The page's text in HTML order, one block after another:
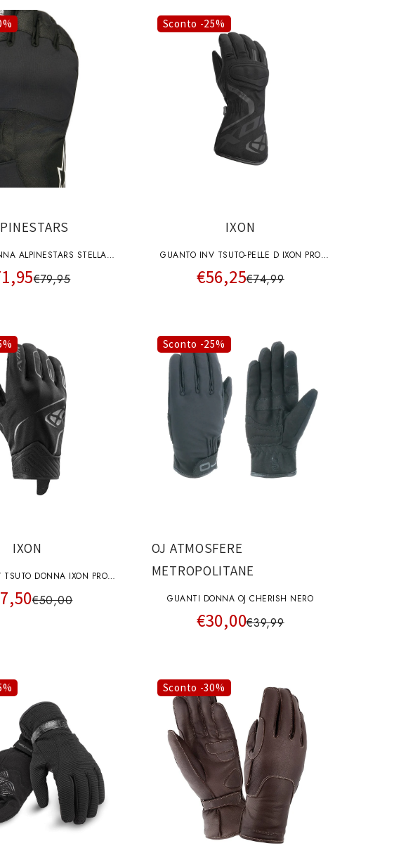
g
ALPINESTARS STELLA
WT-1 DS INS€79,95
Sconto -25%
IXON
GUANTO INV TSUTO-PELLE D IXON PRO
SCOUT LADY NERO
€56,25€74,99
IXON
DONNA IXON PRO
NERO
€50,00
Sconto -25%
OJ ATMOSFERE
METROPOLITANE
GUANTI DONNA OJ CHERISH NERO
€30,00€39,99
Sconto -30%